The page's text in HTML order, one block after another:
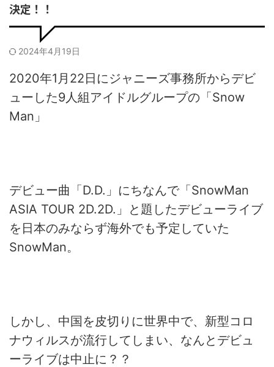
決定！！
2024年4月19日
2020年1月22日にジャニーズ事務所からデビ
ューした9人組アイドルグループの「Snow
Man」
デビュー曲「D.D.」にちなんで「SnowMan
ASIA TOUR 2D.2D.」と題したデビューライブ
を日本のみならず海外でも予定していた
SnowMan。
しかし、中国を皮切りに世界中で、新型コロ
ナウィルスが流行してしまい、なんとデビュ
ーライブは中止に？？